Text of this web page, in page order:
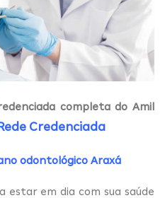
completa do Amil
Credenciada
odontológico Araxá
estar em dia com sua saúde